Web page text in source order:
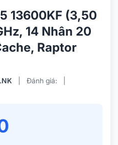
13600KF (3,50
14 Nhân 20
Raptor
Đánh giá: